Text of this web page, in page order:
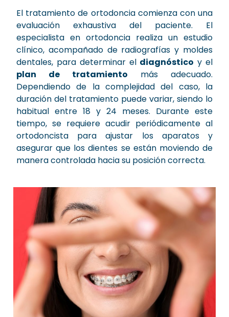
El tratamiento de ortodoncia comienza con una
evaluación exhaustiva del paciente. El
especialista en ortodoncia realiza un estudio
clínico, acompañado de radiografías y moldes
dentales, para determinar el diagnóstico y el
plan de tratamiento más adecuado.
Dependiendo de la complejidad del caso, la
duración del tratamiento puede variar, siendo lo
habitual entre 18 y 24 meses. Durante este
tiempo, se requiere acudir periódicamente al
ortodoncista para ajustar los aparatos y
asegurar que los dientes se están moviendo de
manera controlada hacia su posición correcta.